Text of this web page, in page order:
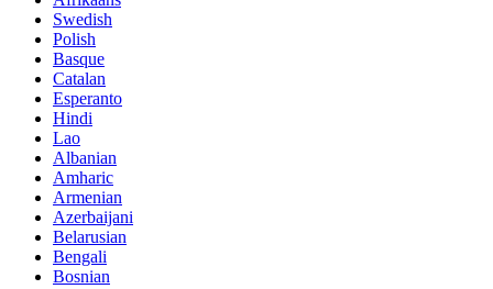
Swedish
Polish
Basque
Catalan
Esperanto
Hindi
Lao
Albanian
Amharic
Armenian
Azerbaijani
Belarusian
Bengali
Bosnian